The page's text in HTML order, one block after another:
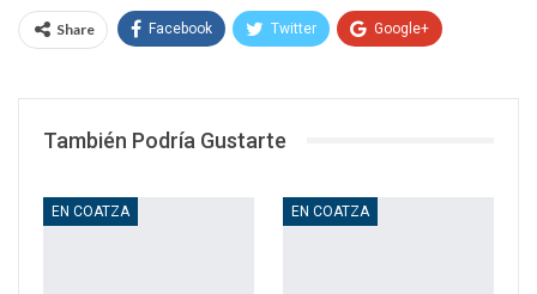
Share Facebook Twitter Google+
También Podría Gustarte
EN COATZA EN COATZA